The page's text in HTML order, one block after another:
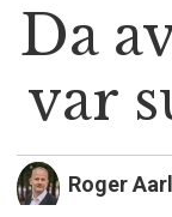
Da
var
Roger